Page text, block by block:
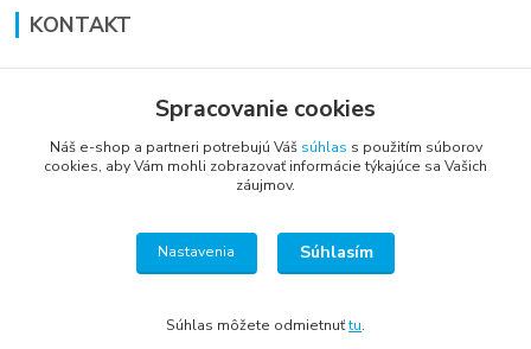
KONTAKT
+421 948 711 774
vsetkoprenabytok@gmail.com
Spracovanie cookies
Náš e-shop a partneri potrebujú Váš súhlas s použitím súborov
cookies, aby Vám mohli zobrazovať informácie týkajúce sa Vašich
záujmov.
Nastavenia Súhlasím
Súhlas môžete odmietnuťtu.